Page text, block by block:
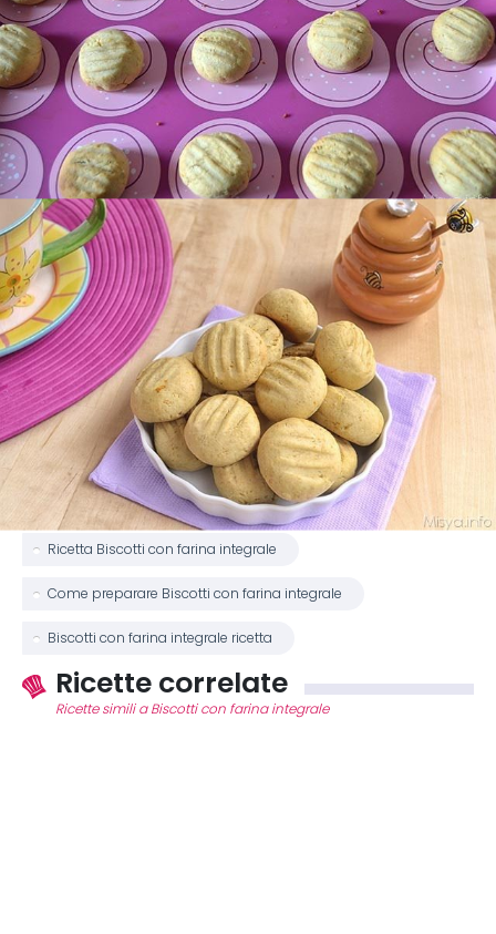
Ricetta Biscotti con farina integrale
Come preparare Biscotti con farina integrale
Biscotti con farina integrale ricetta
Ricette correlate
Ricette simili a Biscotti con farina integrale